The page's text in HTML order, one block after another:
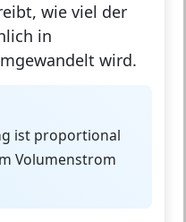
wie viel der
in
wird.
ist proportional
Volumenstrom